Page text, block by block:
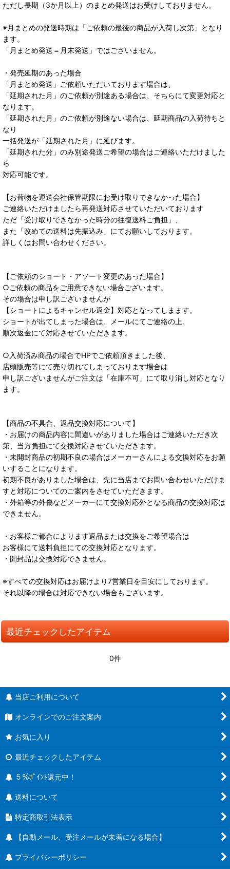
ただし長期（3か月以上）のまとめ発送はお受けしておりません。
※月まとめの発送時期は「ご依頼の最後の商品が入荷し次第」となり
ます。
「月まとめ発送＝月末発送」ではございません。
・発売延期のあった場合
「月まとめ発送」ご依頼いただいております場合は、
「延期された月」のご依頼が別途ある場合は、そちらにて変更対応と
なります。
「延期された月」のご依頼が別途ない場合は、延期商品の入荷待ちと
なり
一括発送が「延期された月」に延びます。
「延期された分」のみ別途発送ご希望の場合はご連絡いただけました
ら
対応可能です。
【お荷物を運送会社保管期限にお受け取りできなかった場合】
ご連絡いただけましたら再発送対応させていただいております
ただ「受け取りできなかった時分の往復送料ご負担」、
また「改めての送料は先振込み」にてお願いしております。
詳しくはお問い合わせください。
【ご依頼のショート・アソート変更のあった場合】
○ご依頼の商品をご用意できない場合ございます。
その場合は申し訳ございませんが
【ショートによるキャンセル返金】対応となってしまます。
ショートが出てしまった場合は、メールにてご連絡の上、
順次返金にて対応させていただきます。
○入荷済み商品の場合でHPでご依頼頂きました後、
店頭販売等にて売り切れてしまっております場合は
申し訳ございませんがご注文は「在庫不可」にて取り消し対応となり
ます。
【商品の不具合、返品交換対応について】
・お届けの商品内容に間違いがありました場合はご連絡いただき次
第、当方負担にて交換対応させていただきます。
・未開封商品の初期不良の場合はメーカーさんによる交換対応をお願
いすることになります。
初期不良がありました場合は、先に当店までお問い合わせいただけま
すと対応についてのご案内をさせていただきます。
・外箱等の外傷などメーカーにて交換対応外となる商品の交換対応は
できません。
・お客様ご都合によります返品または交換をご希望場合は
お客様にて送料負担にての交換対応となります。
・開封品は交換対応できません。
※すべての交換対応はお届けより7営業日を目安にしております。
それ以降の場合は対応できない場合もございます。
最近チェックしたアイテム
0件
当店ご利用について
オンラインでのご注文案内
お気に入り
最近チェックしたアイテム
５％ﾎﾟｲﾝﾄ還元中！
送料について
特定商取引法表示
【自動メール、受注メールが未着になる場合】
プライバシーポリシー